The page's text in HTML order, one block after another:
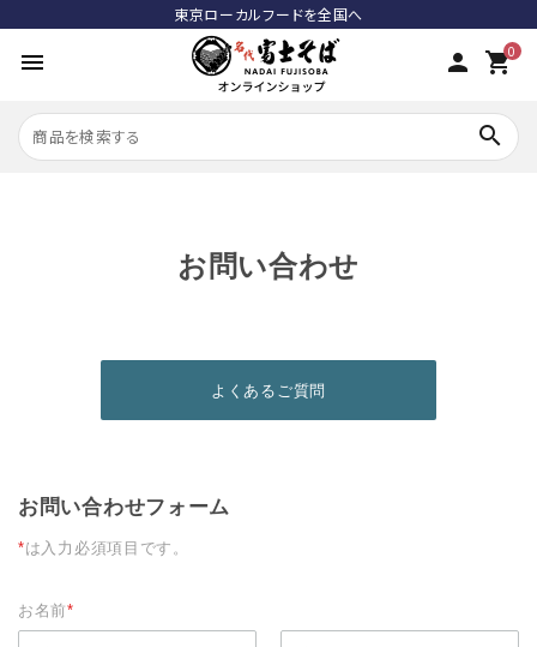
東京ローカルフードを全国へ
menu
person
meeting_room
0
shopping_cart
search
search
おすすめ商品
カテゴリーから探す
おすすめ商品
めん
お問い合わせ
よくあるご質問
お問い合わせフォーム
*は入力必須項目です。
お名前*